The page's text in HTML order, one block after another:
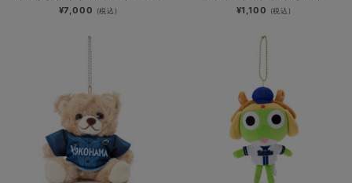
¥7,000 (税込) ¥1,100 (税込)